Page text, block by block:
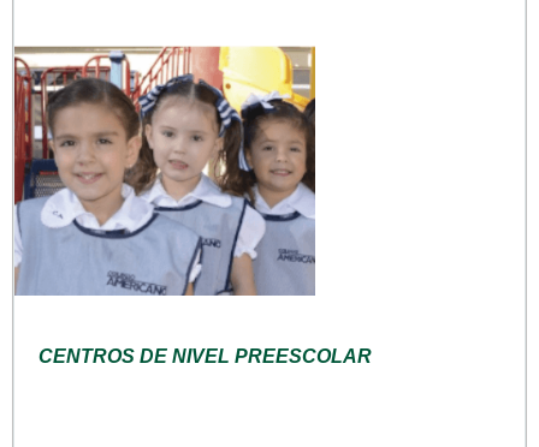
CENTROS DE NIVEL PREESCOLAR